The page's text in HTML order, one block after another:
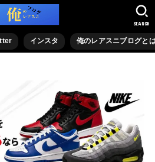
インスタ 俺のレアスニブログと
SEARCH